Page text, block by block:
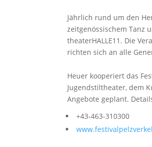
Jährlich rund um den
zeitgenössischem Tanz
theaterHALLE11. Die
richten sich an alle
Heuer kooperiert das
Jugendstiltheater, dem
Angebote geplant.
+43-463-310300